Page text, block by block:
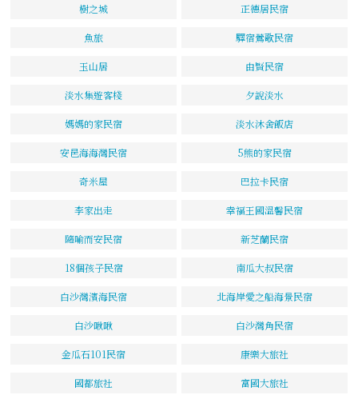
樹之城 正德居民宿
魚旅 驛宿鶯歌民宿
玉山居 由賢民宿
淡水集遊客棧 夕說淡水
媽媽的家民宿 淡水沐舍飯店
安邑海海灣民宿 5熊的家民宿
奇米屋 巴拉卡民宿
李家出走 幸福王國溫馨民宿
隨喻而安民宿 新芝蘭民宿
18個孩子民宿 南瓜大叔民宿
白沙灣濱海民宿 北海岸愛之船海景民宿
白沙啾啾 白沙灣角民宿
金瓜石101民宿 康樂大旅社
國都旅社 富國大旅社